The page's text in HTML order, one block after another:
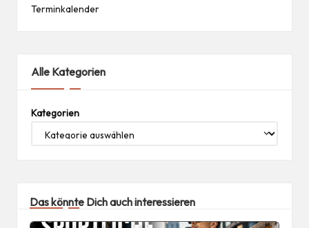
Terminkalender
Alle Kategorien
Kategorien
Das könnte Dich auch interessieren